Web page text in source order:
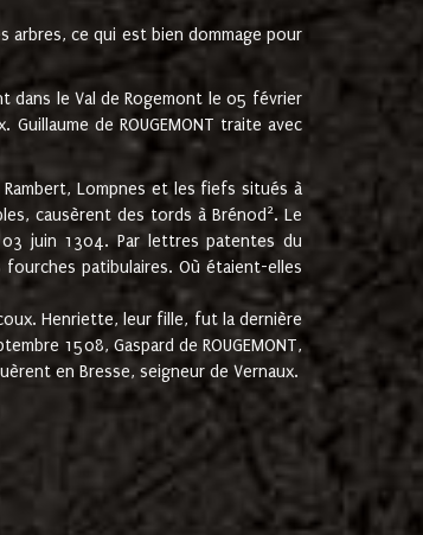
arbres, ce qui est bien dommage pour
dans le Val de Rogemont le 05 février
de ROUGEMONT traite avec
Lompnes et les fiefs situés à
causèrent des tords à Brénod 2. Le
03 juin 1304. Par lettres patentes du
fourches patibulaires. Où étaient-elles
Henriette, leur fille, fut la dernière
1508, Gaspard de ROUGEMONT,
en Bresse, seigneur de Vernaux.